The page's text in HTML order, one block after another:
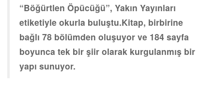
“Böğürtlen Öpücüğü”, Yakın Yayınları
etiketiyle okurla buluştu.Kitap, birbirine
bağlı 78 bölümden oluşuyor ve 184 sayfa
boyunca tek bir şiir olarak kurgulanmış bir
yapı sunuyor.